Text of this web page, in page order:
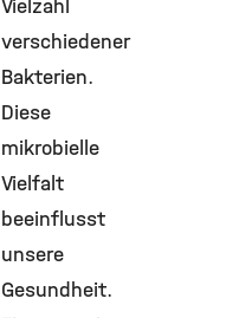
Vielzahl
verschiedener
Bakterien.
Diese
mikrobielle
Vielfalt
beeinflusst
unsere
Gesundheit.